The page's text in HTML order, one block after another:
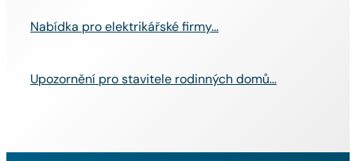
Nabídka pro elektrikářské firmy...
Upozornění pro stavitele rodinných domů...